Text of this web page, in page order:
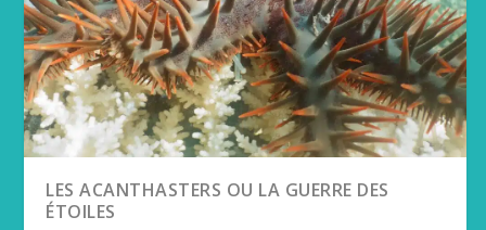
LES ACANTHASTERS OU LA GUERRE DES
ÉTOILES